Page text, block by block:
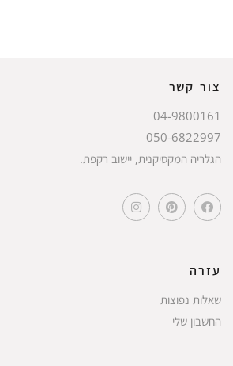
צור קשר
04-9800161
050-6822997
הגלריה המקסיקנית, יישוב רקפת.
עזרה
שאלות נפוצות
החשבון שלי